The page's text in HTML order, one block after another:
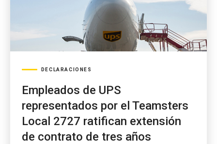
DECLARACIONES
Empleados de UPS
representados por el Teamsters
Local 2727 ratifican extensión
de contrato de tres años